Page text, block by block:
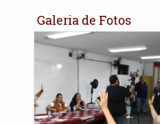
Galeria de Fotos